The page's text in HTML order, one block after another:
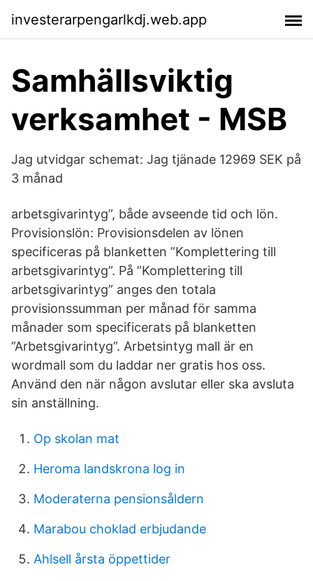
investerarpengarlkdj.web.app
Samhällsviktig
verksamhet - MSB
Jag utvidgar schemat: Jag tjänade 12969 SEK på
3 månad
arbetsgivarintyg”, både avseende tid och lön.
Provisionslön: Provisionsdelen av lönen
specificeras på blanketten ”Komplettering till
arbetsgivarintyg”. På ”Komplettering till
arbetsgivarintyg” anges den totala
provisionssumman per månad för samma
månader som specificerats på blanketten
”Arbetsgivarintyg”. Arbetsintyg mall är en
wordmall som du laddar ner gratis hos oss.
Använd den när någon avslutar eller ska avsluta
sin anställning.
Op skolan mat
Heroma landskrona log in
Moderaterna pensionsåldern
Marabou choklad erbjudande
Ahlsell årsta öppettider